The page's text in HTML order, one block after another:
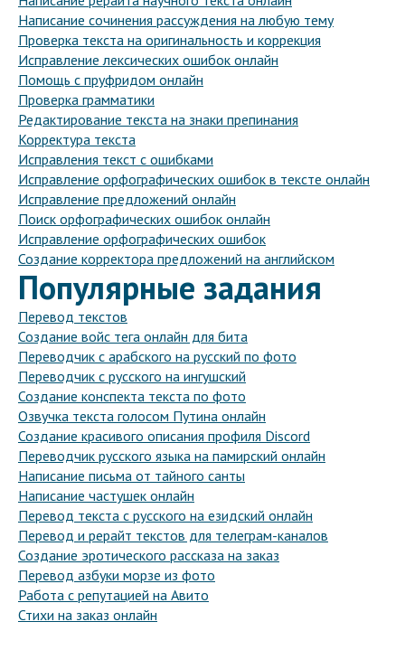
Написание сочинения рассуждения на любую тему
Проверка текста на оригинальность и коррекция
Исправление лексических ошибок онлайн
Помощь с пруфридом онлайн
Проверка грамматики
Редактирование текста на знаки препинания
Корректура текста
Исправления текст с ошибками
Исправление орфографических ошибок в тексте онлайн
Исправление предложений онлайн
Поиск орфографических ошибок онлайн
Исправление орфографических ошибок
Создание корректора предложений на английском
Популярные задания
Перевод текстов
Создание войс тега онлайн для бита
Переводчик с арабского на русский по фото
Переводчик с русского на ингушский
Создание конспекта текста по фото
Озвучка текста голосом Путина онлайн
Создание красивого описания профиля Discord
Переводчик русского языка на памирский онлайн
Написание письма от тайного санты
Написание частушек онлайн
Перевод текста с русского на езидский онлайн
Перевод и рерайт текстов для телеграм-каналов
Создание эротического рассказа на заказ
Перевод азбуки морзе из фото
Работа с репутацией на Авито
Стихи на заказ онлайн